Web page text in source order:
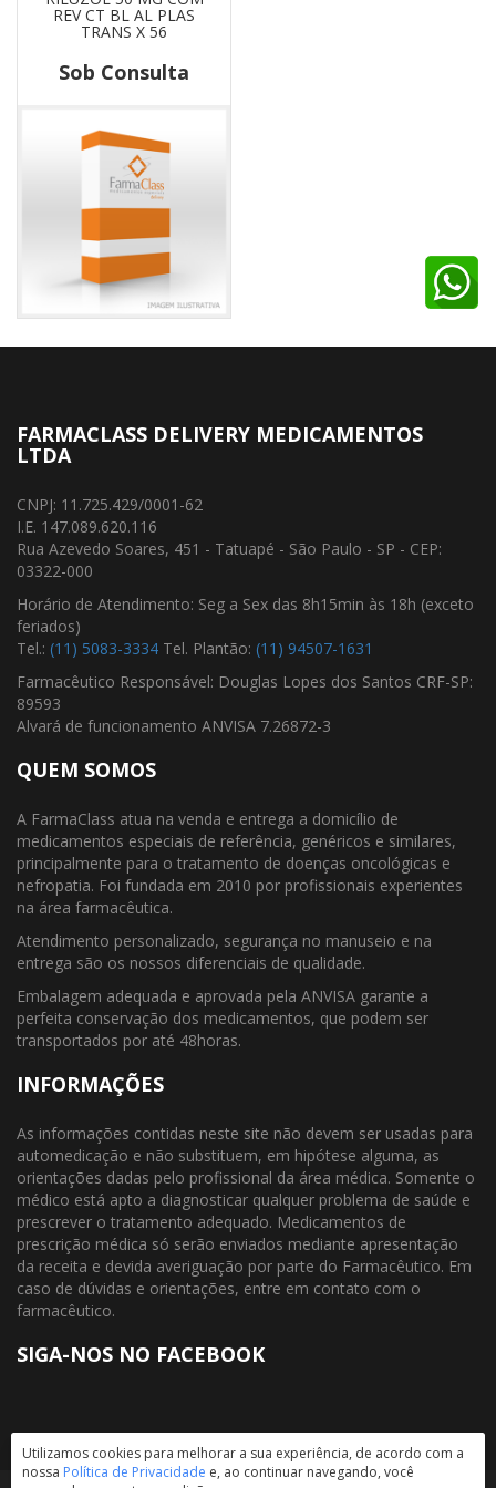
REV CT BL AL PLAS
TRANS X 56
Sob Consulta
FARMACLASS DELIVERY MEDICAMENTOS
LTDA
CNPJ: 11.725.429/0001-62
I.E. 147.089.620.116
Rua Azevedo Soares, 451 - Tatuapé - São Paulo - SP - CEP:
03322-000
Horário de Atendimento: Seg a Sex das 8h15min às 18h (exceto
feriados)
Tel.: (11) 5083-3334 Tel. Plantão: (11) 94507-1631
Farmacêutico Responsável: Douglas Lopes dos Santos CRF-SP:
89593
Alvará de funcionamento ANVISA 7.26872-3
QUEM SOMOS
A FarmaClass atua na venda e entrega a domicílio de
medicamentos especiais de referência, genéricos e similares,
principalmente para o tratamento de doenças oncológicas e
nefropatia. Foi fundada em 2010 por profissionais experientes
na área farmacêutica.
Atendimento personalizado, segurança no manuseio e na
entrega são os nossos diferenciais de qualidade.
Embalagem adequada e aprovada pela ANVISA garante a
perfeita conservação dos medicamentos, que podem ser
transportados por até 48horas.
INFORMAÇÕES
As informações contidas neste site não devem ser usadas para
automedicação e não substituem, em hipótese alguma, as
orientações dadas pelo profissional da área médica. Somente o
médico está apto a diagnosticar qualquer problema de saúde e
prescrever o tratamento adequado. Medicamentos de
prescrição médica só serão enviados mediante apresentação
da receita e devida averiguação por parte do Farmacêutico. Em
caso de dúvidas e orientações, entre em contato com o
farmacêutico.
SIGA-NOS NO FACEBOOK
Utilizamos cookies para melhorar a sua experiência, de acordo com a
nossa Política de Privacidade e, ao continuar navegando, você